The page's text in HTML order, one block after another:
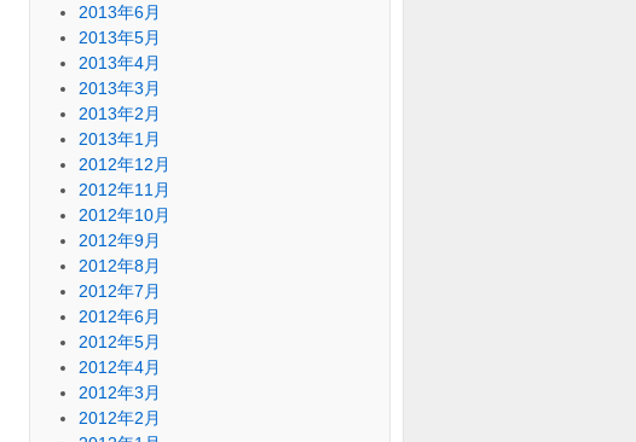
2013年6月
2013年5月
2013年4月
2013年3月
2013年2月
2013年1月
2012年12月
2012年11月
2012年10月
2012年9月
2012年8月
2012年7月
2012年6月
2012年5月
2012年4月
2012年3月
2012年2月